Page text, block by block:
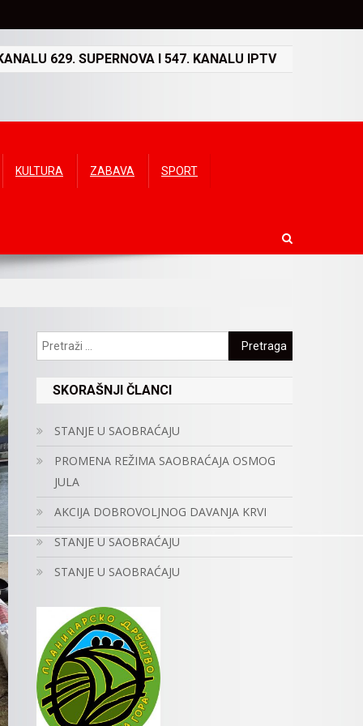
629. SUPERNOVA I 547. KANALU IPTV
KULTURA ZABAVA SPORT
Pretraga:
SKORAŠNJI ČLANCI
STANJE U SAOBRAĆAJU
PROMENA REŽIMA SAOBRAĆAJA OSMOG
JULA
AKCIJA DOBROVOLJNOG DAVANJA KRVI
STANJE U SAOBRAĆAJU
STANJE U SAOBRAĆAJU